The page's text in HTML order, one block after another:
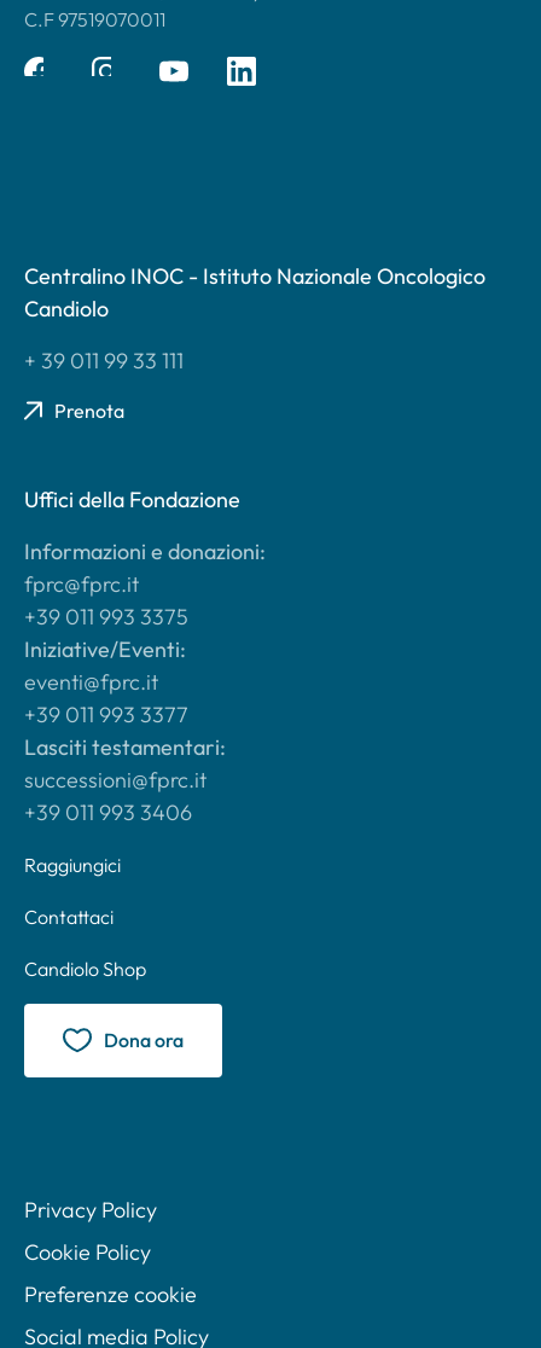
C.F 97519070011
Centralino INOC - Istituto Nazionale Oncologico
Candiolo
+ 39 011 99 33 111
Prenota
Uffici della Fondazione
Informazioni e donazioni:
fprc@fprc.it
+39 011 993 3375
Iniziative/Eventi:
eventi@fprc.it
+39 011 993 3377
Lasciti testamentari:
successioni@fprc.it
+39 011 993 3406
Raggiungici
Contattaci
Candiolo Shop
Dona ora
Privacy Policy
Cookie Policy
Preferenze cookie
Social media Policy